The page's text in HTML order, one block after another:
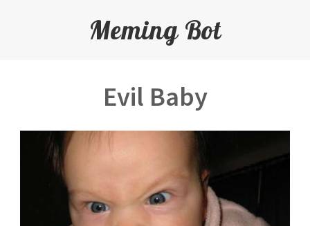
Meming Bot
Evil Baby